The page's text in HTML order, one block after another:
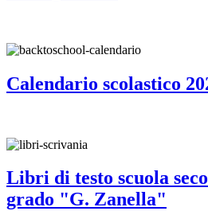
Calendario scolastico
Libri di testo scuola
grado "G. Zanella"